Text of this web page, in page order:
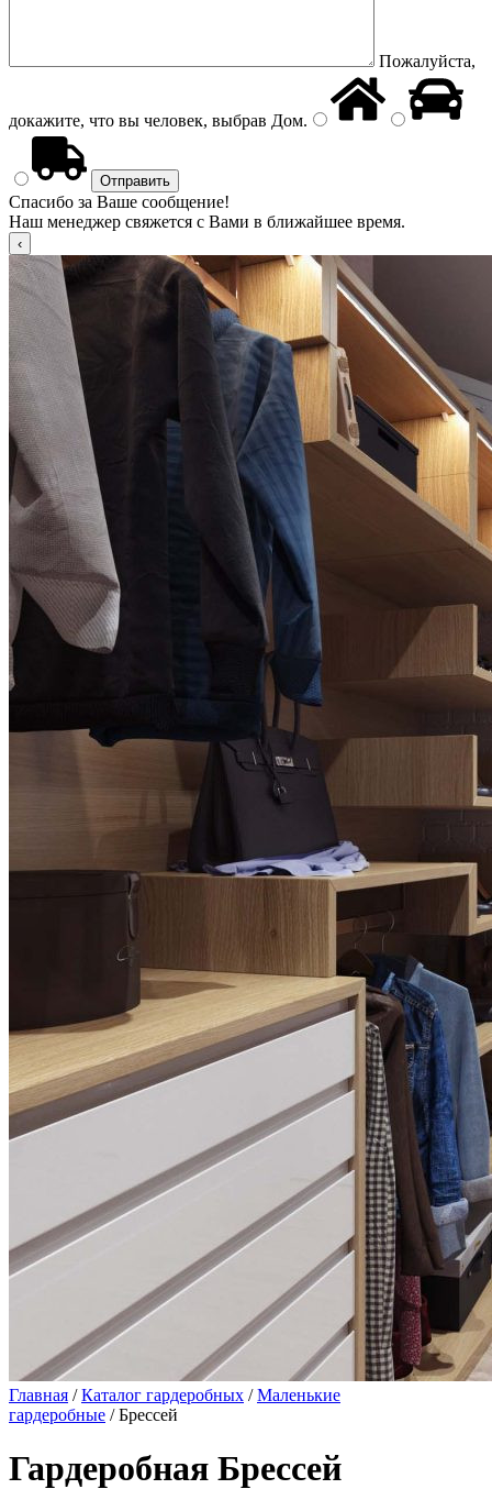
Пожалуйста,
докажите, что вы человек, выбрав Дом.
Спасибо за Ваше сообщение!
Наш менеджер свяжется с Вами в ближайшее время.
Главная /Каталог гардеробных /Маленькие
гардеробные / Брессей
Гардеробная Брессей